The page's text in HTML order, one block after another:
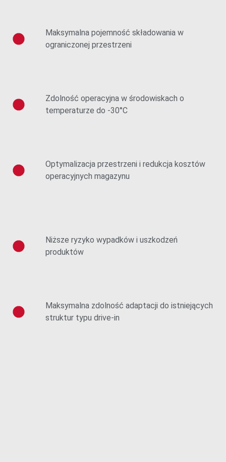
Maksymalna pojemność składowania w
ograniczonej przestrzeni
Zdolność operacyjna w środowiskach o
temperaturze do -30°C
Optymalizacja przestrzeni i redukcja kosztów
operacyjnych magazynu
Niższe ryzyko wypadków i uszkodzeń
produktów
Maksymalna zdolność adaptacji do istniejących
struktur typu drive-in